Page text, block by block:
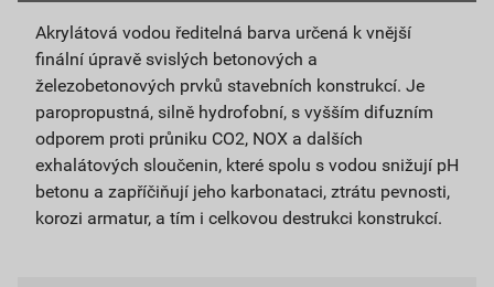
Akrylátová vodou ředitelná barva určená k vnější
finální úpravě svislých betonových a
železobetonových prvků stavebních konstrukcí. Je
paropropustná, silně hydrofobní, s vyšším difuzním
odporem proti průniku CO2, NOX a dalších
exhalátových sloučenin, které spolu s vodou snižují pH
betonu a zapříčiňují jeho karbonataci, ztrátu pevnosti,
korozi armatur, a tím i celkovou destrukci konstrukcí.